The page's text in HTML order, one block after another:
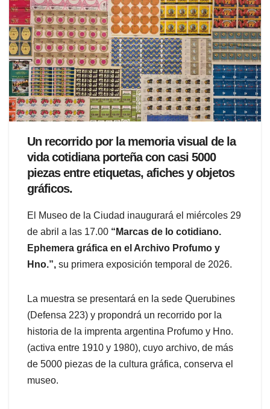
Un recorrido por la memoria visual de la
vida cotidiana porteña con casi 5000
piezas entre etiquetas, afiches y objetos
gráficos.
El Museo de la Ciudad inaugurará el miércoles 29
de abril a las 17.00 “Marcas de lo cotidiano.
Ephemera gráfica en el Archivo Profumo y
Hno.”, su primera exposición temporal de 2026.
La muestra se presentará en la sede Querubines
(Defensa 223) y propondrá un recorrido por la
historia de la imprenta argentina Profumo y Hno.
(activa entre 1910 y 1980), cuyo archivo, de más
de 5000 piezas de la cultura gráfica, conserva el
museo.